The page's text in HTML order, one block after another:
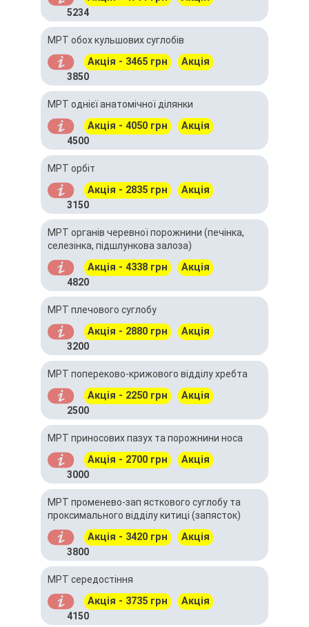
5234
МРТ обох кульшових суглобів
Акція - 3465 грн Акція
3850
МРТ однієї анатомічної ділянки
Акція - 4050 грн Акція
4500
МРТ орбіт
Акція - 2835 грн Акція
3150
МРТ органів черевної порожнини (печінка,
селезінка, підшлункова залоза)
Акція - 4338 грн Акція
4820
МРТ плечового суглобу
Акція - 2880 грн Акція
3200
МРТ попереково-крижового відділу хребта
Акція - 2250 грн Акція
2500
МРТ приносових пазух та порожнини носа
Акція - 2700 грн Акція
3000
МРТ променево-зап ясткового суглобу та
проксимального відділу китиці (запясток)
Акція - 3420 грн Акція
3800
МРТ середостіння
Акція - 3735 грн Акція
4150